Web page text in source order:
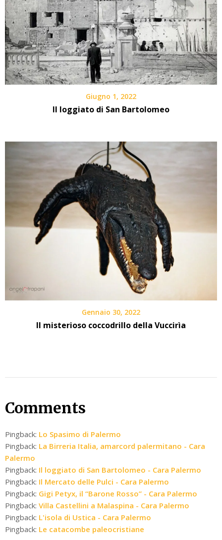
Giugno 1, 2022
Il loggiato di San Bartolomeo
Gennaio 30, 2022
Il misterioso coccodrillo della Vuccirìa
Comments
Pingback: Lo Spasimo di Palermo
Pingback: La Birreria Italia, amarcord palermitano - Cara
Palermo
Pingback: Il loggiato di San Bartolomeo - Cara Palermo
Pingback: Il Mercato delle Pulci - Cara Palermo
Pingback: Gigi Petyx, il “Barone Rosso” - Cara Palermo
Pingback: Villa Castellini a Malaspina - Cara Palermo
Pingback: L'isola di Ustica - Cara Palermo
Pingback: Le catacombe paleocristiane